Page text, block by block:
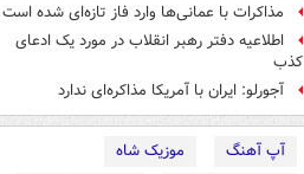
مذاکرات با عمانی‌ها وارد فاز تازه‌ای شده است
اطلاعیه دفتر رهبر انقلاب در مورد یک ادعای
کذب
آجورلو: ایران با آمریکا مذاکره‌ای ندارد
آپ آهنگ
موزیک شاه